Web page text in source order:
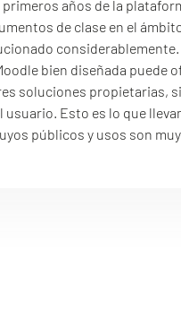
años de la
de clase en el
considerablemente.
bien diseñada puede
soluciones propietarias,
Esto es lo que
públicos y usos son